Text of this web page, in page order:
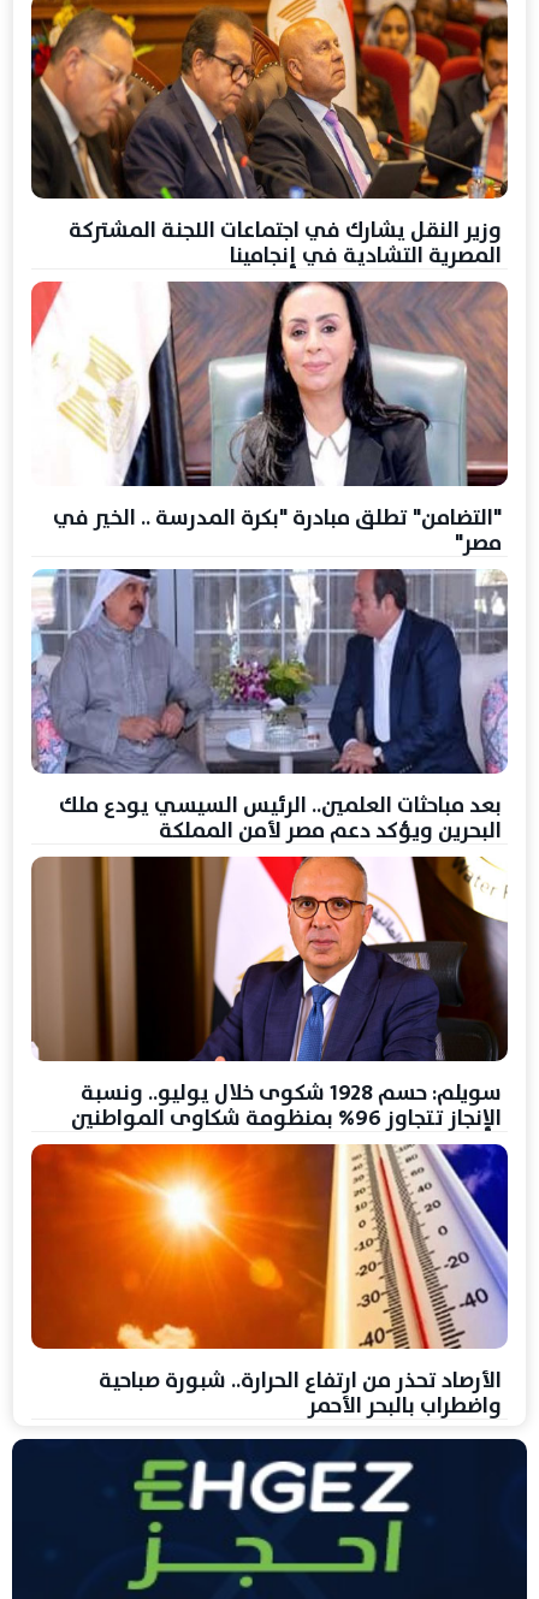
وزير النقل يشارك في اجتماعات اللجنة المشتركة
المصرية التشادية في إنجامينا
"التضامن" تطلق مبادرة "بكرة المدرسة .. الخير في
مصر"
بعد مباحثات العلمين.. الرئيس السيسي يودع ملك
البحرين ويؤكد دعم مصر لأمن المملكة
سويلم: حسم 1928 شكوى خلال يوليو.. ونسبة
الإنجاز تتجاوز 96% بمنظومة شكاوى المواطنين
الأرصاد تحذر من ارتفاع الحرارة.. شبورة صباحية
واضطراب بالبحر الأحمر